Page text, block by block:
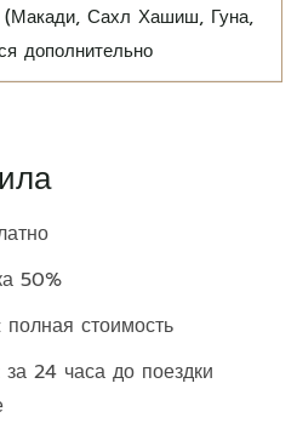
(Макади, Сахл Хашиш, Гуна,
дополнительно
50%
стоимость
24 часа до поездки